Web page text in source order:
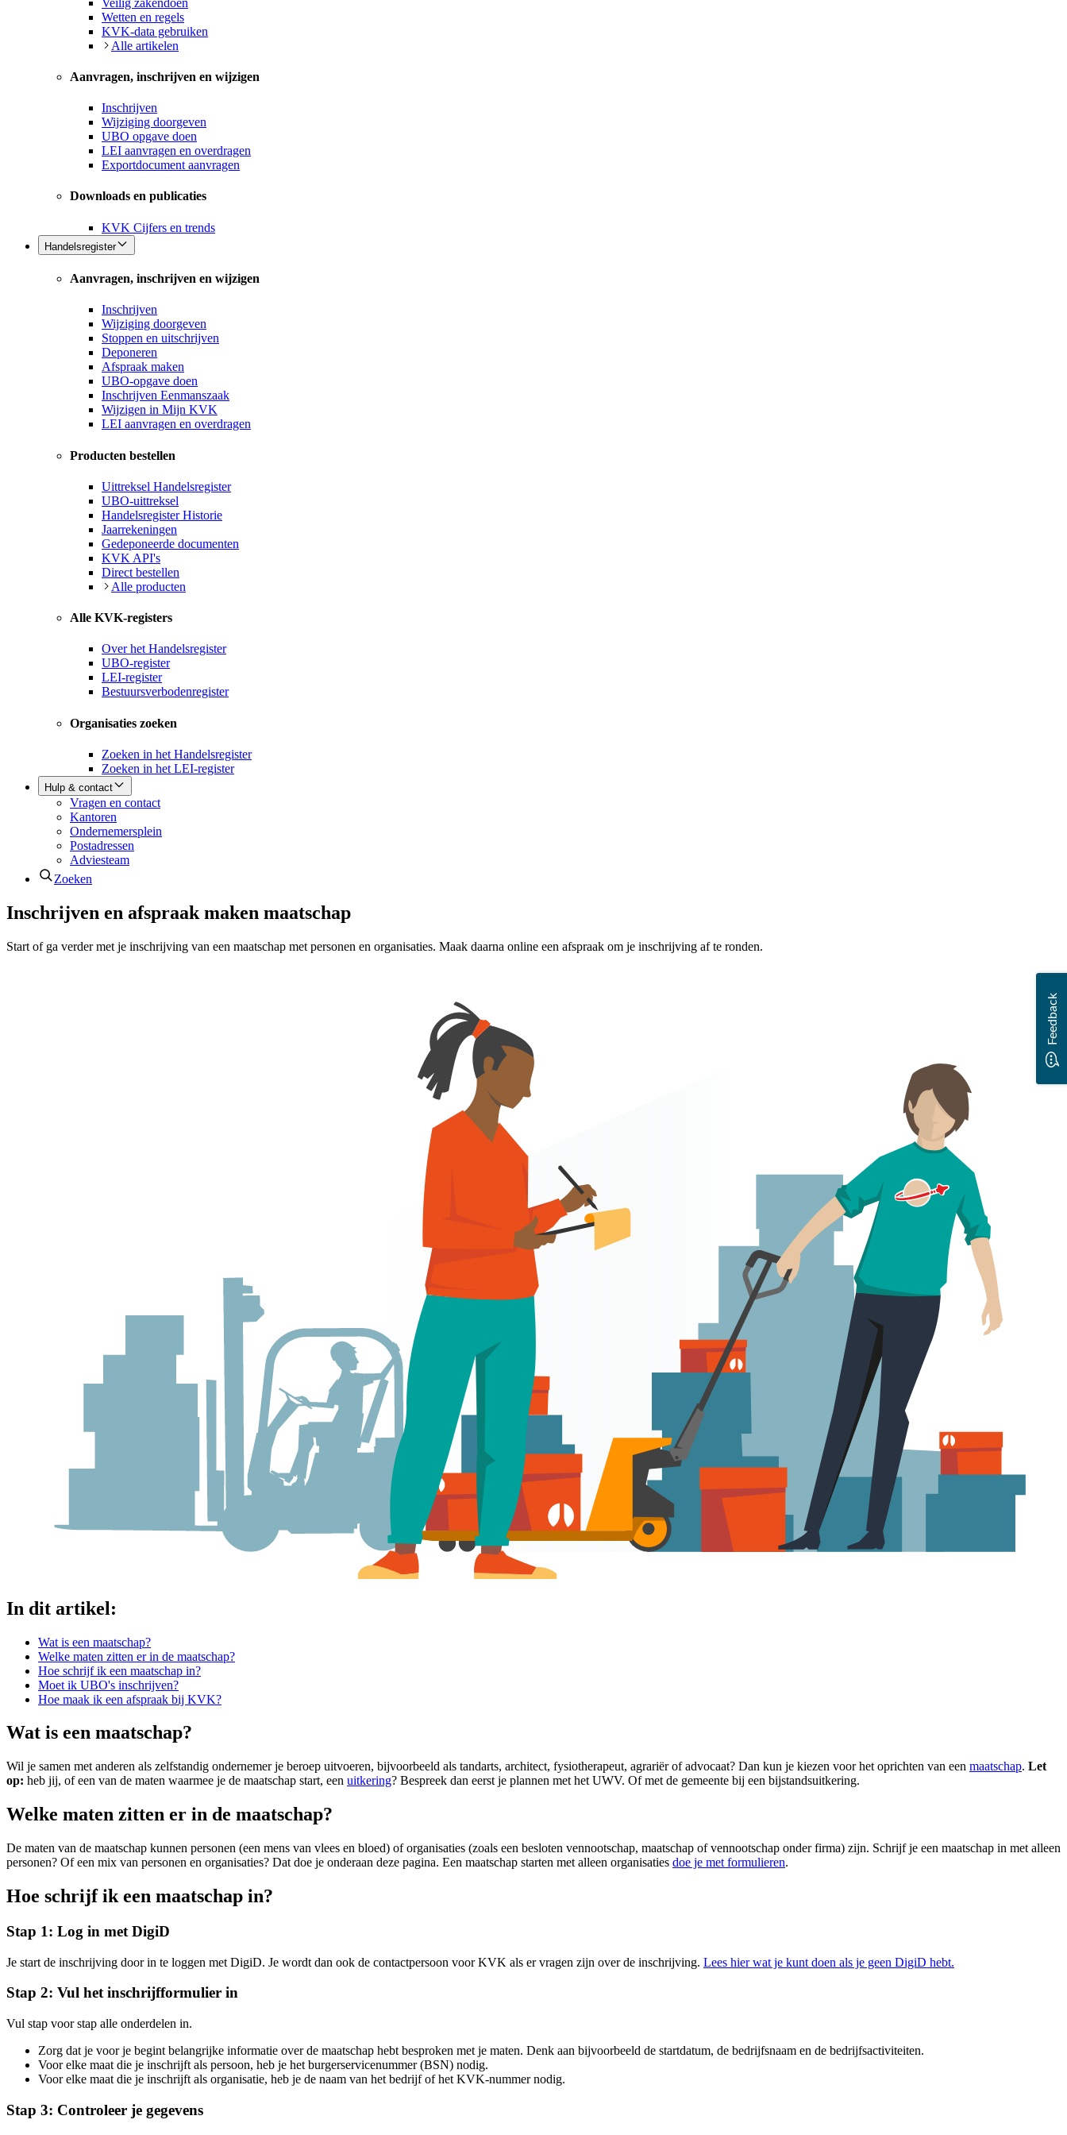
Wetten en regels
KVK-data gebruiken
Alle artikelen
Aanvragen, inschrijven en wijzigen
Inschrijven
Wijziging doorgeven
UBO opgave doen
LEI aanvragen en overdragen
Exportdocument aanvragen
Downloads en publicaties
KVK Cijfers en trends
Handelsregister
Aanvragen, inschrijven en wijzigen
Inschrijven
Wijziging doorgeven
Stoppen en uitschrijven
Deponeren
Afspraak maken
UBO-opgave doen
Inschrijven Eenmanszaak
Wijzigen in Mijn KVK
LEI aanvragen en overdragen
Producten bestellen
Uittreksel Handelsregister
UBO-uittreksel
Handelsregister Historie
Jaarrekeningen
Gedeponeerde documenten
KVK API's
Direct bestellen
Alle producten
Alle KVK-registers
Over het Handelsregister
UBO-register
LEI-register
Bestuursverbodenregister
Organisaties zoeken
Zoeken in het Handelsregister
Zoeken in het LEI-register
Hulp & contact
Vragen en contact
Kantoren
Ondernemersplein
Postadressen
Adviesteam
Zoeken
Inschrijven en afspraak maken maatschap
Start of ga verder met je inschrijving van een maatschap met personen en organisaties. Maak daarna online een afspraak om je inschrijving af te ronden.
In dit artikel:
Wat is een maatschap?
Welke maten zitten er in de maatschap?
Hoe schrijf ik een maatschap in?
Moet ik UBO's inschrijven?
Hoe maak ik een afspraak bij KVK?
Wat is een maatschap?
Wil je samen met anderen als zelfstandig ondernemer je beroep uitvoeren, bijvoorbeeld als tandarts, architect, fysiotherapeut, agrariër of advocaat? Dan kun je kiezen voor het oprichten van een maatschap. Let
op: heb jij, of een van de maten waarmee je de maatschap start, een uitkering? Bespreek dan eerst je plannen met het UWV. Of met de gemeente bij een bijstandsuitkering.
Welke maten zitten er in de maatschap?
De maten van de maatschap kunnen personen (een mens van vlees en bloed) of organisaties (zoals een besloten vennootschap, maatschap of vennootschap onder firma) zijn. Schrijf je een maatschap in met alleen
personen? Of een mix van personen en organisaties? Dat doe je onderaan deze pagina. Een maatschap starten met alleen organisaties doe je met formulieren.
Hoe schrijf ik een maatschap in?
Stap 1: Log in met DigiD
Je start de inschrijving door in te loggen met DigiD. Je wordt dan ook de contactpersoon voor KVK als er vragen zijn over de inschrijving. Lees hier wat je kunt doen als je geen DigiD hebt.
Stap 2: Vul het inschrijfformulier in
Vul stap voor stap alle onderdelen in.
Zorg dat je voor je begint belangrijke informatie over de maatschap hebt besproken met je maten. Denk aan bijvoorbeeld de startdatum, de bedrijfsnaam en de bedrijfsactiviteiten.
Voor elke maat die je inschrijft als persoon, heb je het burgerservicenummer (BSN) nodig.
Voor elke maat die je inschrijft als organisatie, heb je de naam van het bedrijf of het KVK-nummer nodig.
Stap 3: Controleer je gegevens
Feedback